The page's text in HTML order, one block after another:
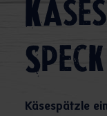
Käsespätzle